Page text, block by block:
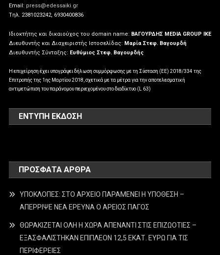
Email: press@edessaiki.gr
Tηλ. 2381023242, 6930400836
Ιδιοκτήτης και δικαιούχος του domain name: ΒΑΓΟΥΡΔΗΣ MEDIA GROUP IKE
Διευθυντής και Διαχειριστής Ιστοσελίδας: Μαρία Στεφ. Βαγουρδή
Διευθυντής Σύνταξης: Ευθύμιος Στεφ. Βαγουρδής
Η επιχείρηση έχει υπογράψει δήλωση συμμόρφωσης με τη Σύσταση (ΕΕ) 2018/334 της
Επιτροπής της 1ης Μαρτίου 2018, σχετικά με τα μέτρα για την αποτελεσματική
αντιμετώπιση του παράνομου περιεχομένου στο διαδίκτυο (L 63)
ΕΝΤΥΠΗ ΕΚΔΟΣΗ
ΠΡΌΣΦΑΤΑ ΆΡΘΡΑ
ΥΠΟΚΛΟΠΕΣ: ΣΤΟ ΑΡΧΕΙΟ ΠΑΡΑΜΕΝΕΙ Η ΥΠΟΘΕΣΗ –
ΑΠΕΡΡΙΨΕ ΝΕΑ ΕΡΕΥΝΑ Ο ΑΡΕΙΟΣ ΠΑΓΟΣ
ΘΩΡΑΚΙΖΕΤΑΙ ΟΛΗ Η ΧΩΡΑ ΑΠΕΝΑΝΤΙ ΣΤΙΣ ΕΠΙΖΩΟΤΙΕΣ –
ΕΞΑΣΦΑΛΙΣΤΗΚΑΝ ΕΠΙΠΛΕΟΝ 12,5 ΕΚΑΤ. ΕΥΡΩ ΓΙΑ ΤΙΣ
ΠΕΡΙΦΕΡΕΙΕΣ